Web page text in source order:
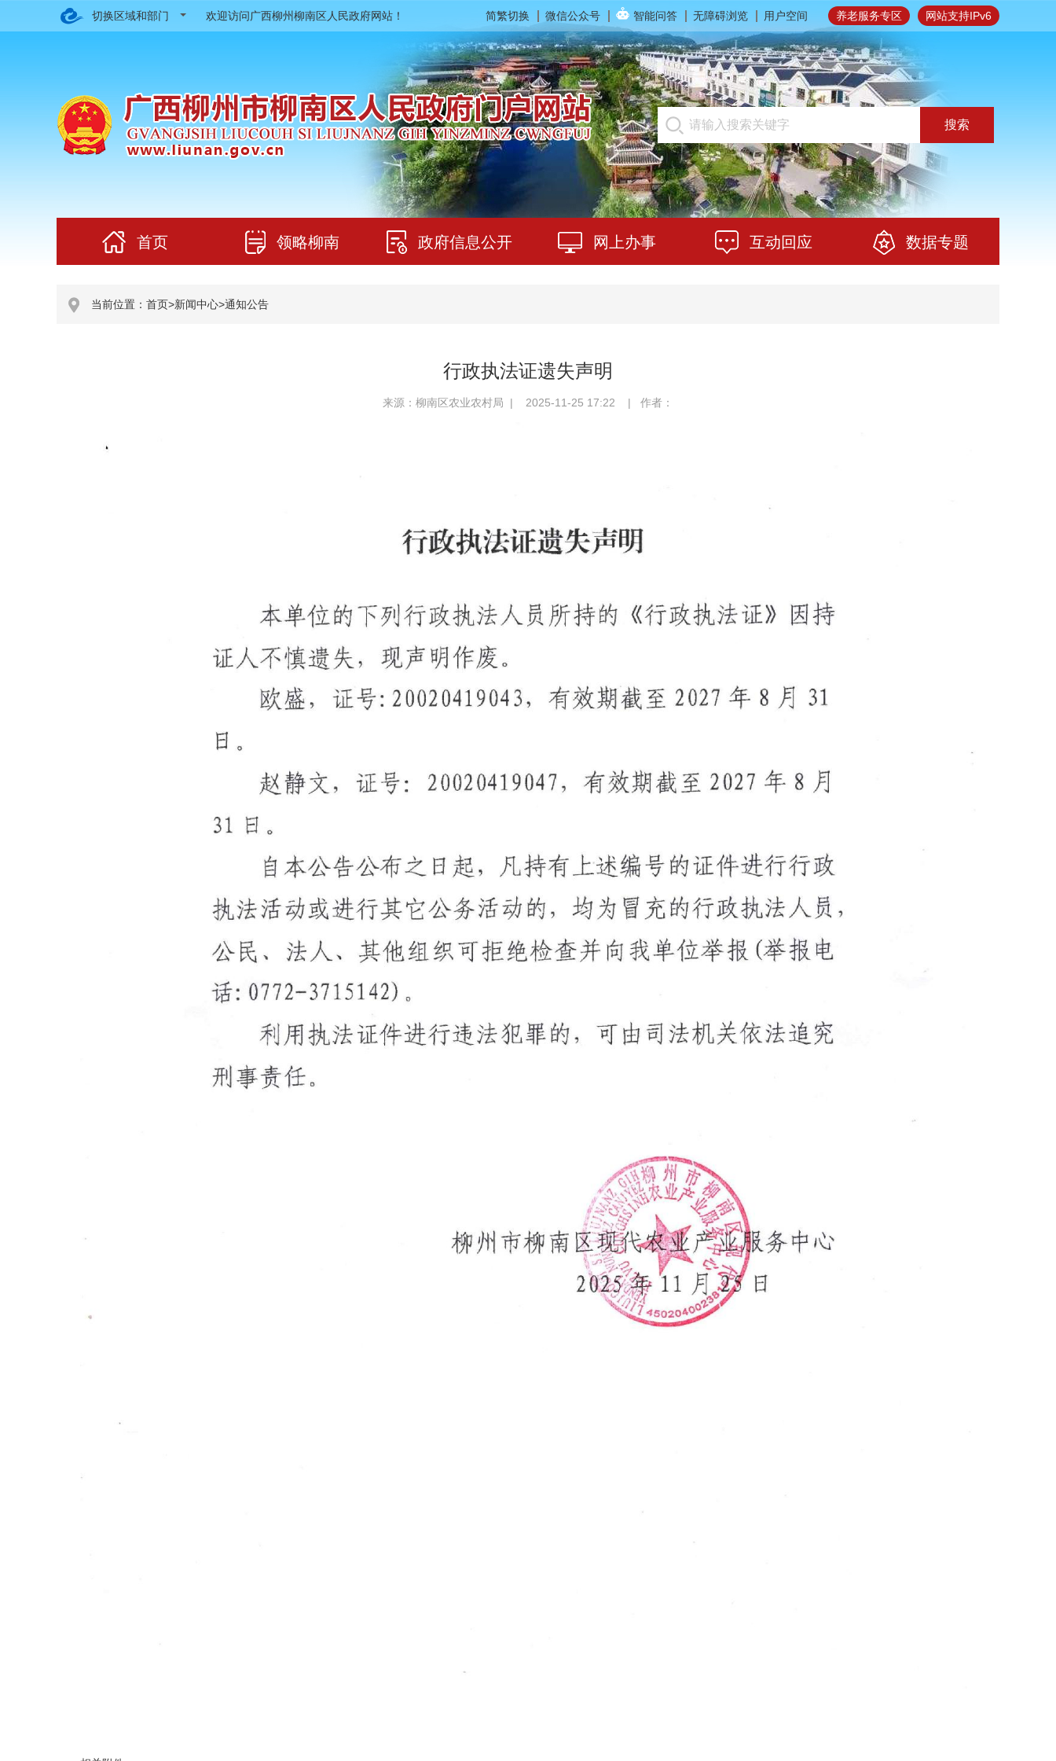
切换区域和部门 网站支持IPv6
养老服务专区
简繁切换 微信公众号 智能问答 无障碍浏览 用户空间
欢迎访问广西柳州柳南区人民政府网站！
搜索
首页 领略柳南 政府信息公开 网上办事 互动回应 数据专题
当前位置： 首页>新闻中心>通知公告
行政执法证遗失声明
来源：柳南区农业农村局 | 2025-11-25 17:22 | 作者：